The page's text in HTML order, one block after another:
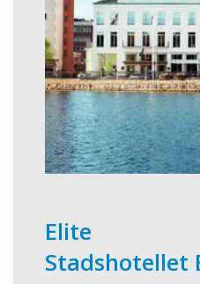
Elite
Stadshotellet